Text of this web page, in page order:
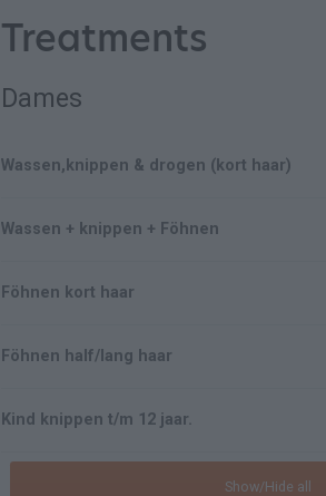
Treatments
Dames
Wassen,knippen & drogen (kort haar)
Wassen + knippen + Föhnen
Föhnen kort haar
Föhnen half/lang haar
Kind knippen t/m 12 jaar.
Show/Hide all